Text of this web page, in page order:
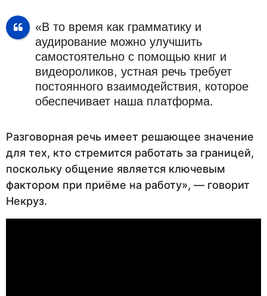
«В то время как грамматику и
аудирование можно улучшить
самостоятельно с помощью книг и
видеороликов, устная речь требует
постоянного взаимодействия, которое
обеспечивает наша платформа.
Разговорная речь имеет решающее значение
для тех, кто стремится работать за границей,
поскольку общение является ключевым
фактором при приёме на работу», — говорит
Некруз.